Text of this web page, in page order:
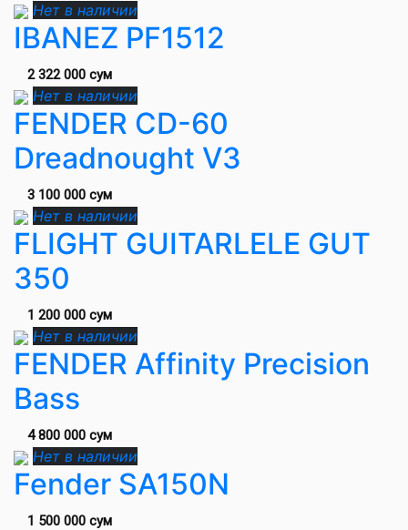
Нет в наличии
IBANEZ PF1512
2 322 000 сум
Нет в наличии
FENDER CD-60
Dreadnought V3
3 100 000 сум
Нет в наличии
FLIGHT GUITARLELE GUT
350
1 200 000 сум
Нет в наличии
FENDER Affinity Precision
Bass
4 800 000 сум
Нет в наличии
Fender SA150N
1 500 000 сум